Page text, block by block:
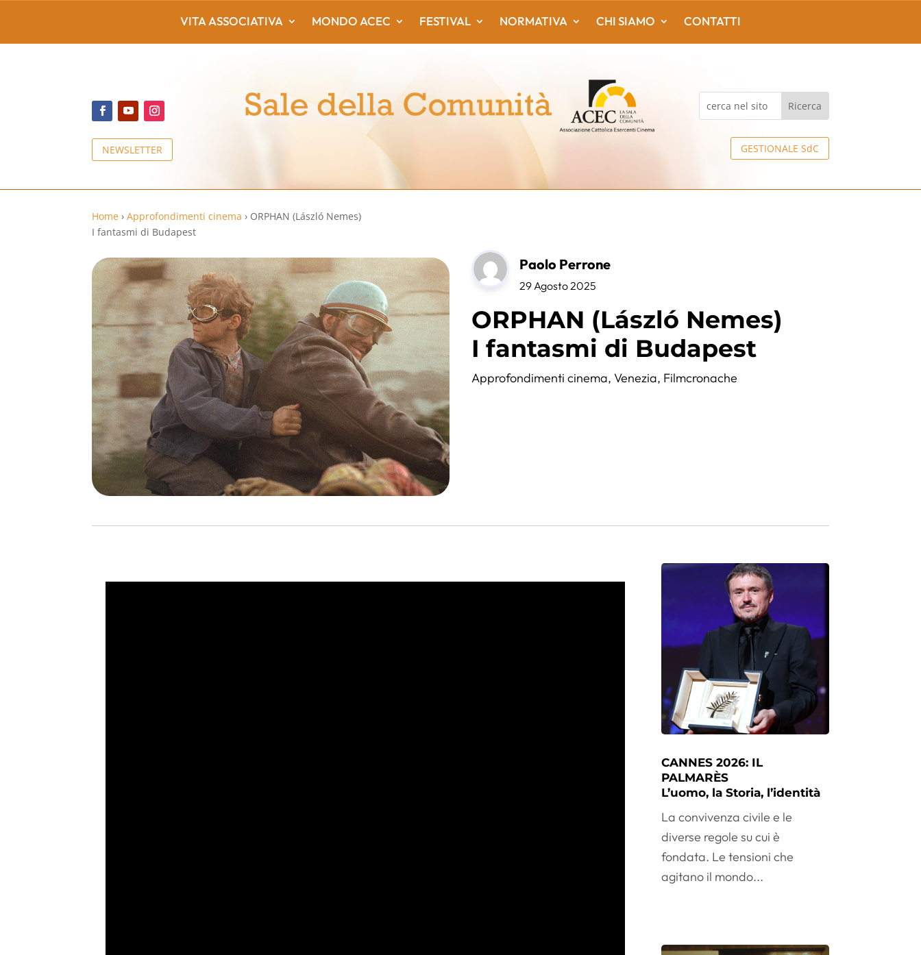
NEWSLETTER GESTIONALE SdC
VITA ASSOCIATIVA MONDO ACEC FESTIVAL NORMATIVA CHI SIAMO CONTATTI
Home › Approfondimenti cinema › ORPHAN (László Nemes)
I fantasmi di Budapest
Paolo Perrone
29 Agosto 2025
ORPHAN (László Nemes)
I fantasmi di Budapest
Approfondimenti cinema,Venezia, Filmcronache
CANNES 2026: IL
PALMARÈS
L’uomo, la Storia, l’identità
La convivenza civile e le
diverse regole su cui è
fondata. Le tensioni che
agitano il mondo...